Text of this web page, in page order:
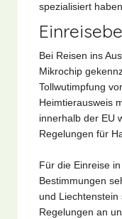
spezialisiert
Bei Reisen ins
Mikrochip
Tollwutimpfung
Heimtierausweis
innerhalb der EU
Regelungen für
Für die Einreise
Bestimmungen
und
Regelungen an